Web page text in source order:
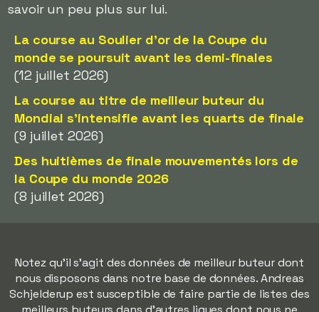
savoir un peu plus sur lui.
La course au Soulier d'or de la Coupe du
monde se poursuit avant les demi-finales
(12 juillet 2026)
La course au titre de meilleur buteur du
Mondial s'intensifie avant les quarts de finale
(9 juillet 2026)
Des huitièmes de finale mouvementés lors de
la Coupe du monde 2026
(8 juillet 2026)
Notez qu'il s'agit des données de meilleur buteur dont
nous disposons dans notre base de données. Andreas
Schjelderup est susceptible de faire partie de listes des